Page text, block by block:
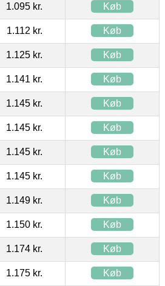
1.095 kr. Køb
1.112 kr. Køb
1.125 kr. Køb
1.141 kr. Køb
1.145 kr. Køb
1.145 kr. Køb
1.145 kr. Køb
1.145 kr. Køb
1.149 kr. Køb
1.150 kr. Køb
1.174 kr. Køb
1.175 kr. Køb